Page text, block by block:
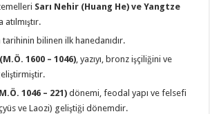
Sarı Nehir (Huang He) ve Yangtze
tarihinin bilinen ilk hanedanıdır.
1600 – 1046) , yazıyı, bronz işçiliğini ve
1046 – 221) dönemi, feodal yapı ve felsefi
ve Laozi) geliştiği dönemdir.